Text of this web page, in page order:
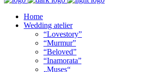
Home
Wedding atelier
“Lovestory”
“Murmur”
“Beloved”
“Inamorata”
„Muses“